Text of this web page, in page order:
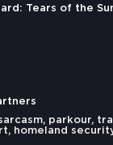
Tears of the
, parkour,
, homeland